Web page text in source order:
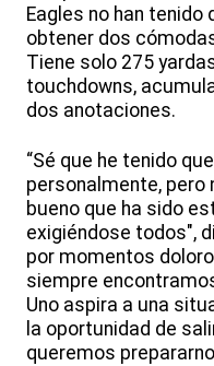
Eagles no han tenido
obtener dos
Tiene solo 275
touchdowns,
dos anotaciones.
“Sé que he tenido
personalmente, pero
bueno que ha sido
exigiéndose todos",
por momentos
siempre
Uno aspira a una
la oportunidad de
queremos